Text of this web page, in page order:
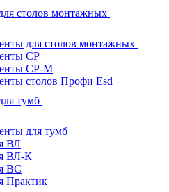
столов монтажных
для столов монтажных
СР
СР-М
столов Профи Esd
тумб
для тумб
ВЛ
ВЛ-К
ВС
Практик